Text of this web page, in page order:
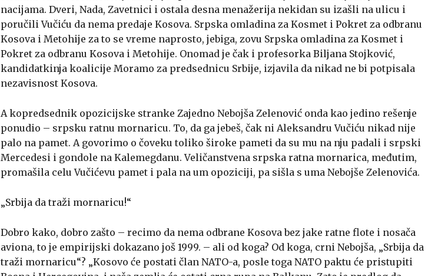
nacijama. Dveri, Nada, Zavetnici i ostala desna menažerija nekidan su izašli na ulicu i
poručili Vučiću da nema predaje Kosova. Srpska omladina za Kosmet i Pokret za odbranu
Kosova i Metohije za to se vreme naprosto, jebiga, zovu Srpska omladina za Kosmet i
Pokret za odbranu Kosova i Metohije. Onomad je čak i profesorka Biljana Stojković,
kandidatkinja koalicije Moramo za predsednicu Srbije, izjavila da nikad ne bi potpisala
nezavisnost Kosova.
A kopredsednik opozicijske stranke Zajedno Nebojša Zelenović onda kao jedino rešenje
ponudio – srpsku ratnu mornaricu. To, da ga jebeš, čak ni Aleksandru Vučiću nikad nije
palo na pamet. A govorimo o čoveku toliko široke pameti da su mu na nju padali i srpski
Mercedesi i gondole na Kalemegdanu. Veličanstvena srpska ratna mornarica, međutim,
promašila celu Vučićevu pamet i pala na um opoziciji, pa sišla s uma Nebojše Zelenovića.
„Srbija da traži mornaricu!“
Dobro kako, dobro zašto – recimo da nema odbrane Kosova bez jake ratne flote i nosača
aviona, to je empirijski dokazano još 1999. – ali od koga? Od koga, crni Nebojša, „Srbija da
traži mornaricu“? „Kosovo će postati član NATO-a, posle toga NATO paktu će pristupiti